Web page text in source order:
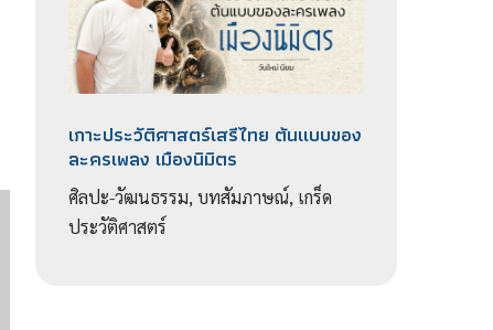
เกาะประวัติศาสตร์เสรีไทย ต้นแบบของ
ละครเพลง เมืองนิมิตร
ศิลปะ-วัฒนธรรม, บทสัมภาษณ์, เกร็ด
ประวัติศาสตร์